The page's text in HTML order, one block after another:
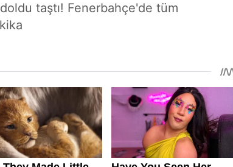
taştı! Fenerbahçe'de tüm